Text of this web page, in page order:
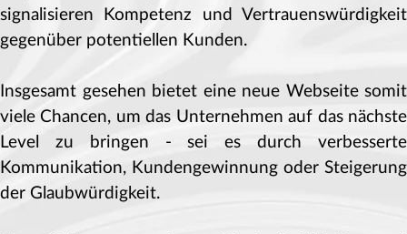
signalisieren Kompetenz und Vertrauenswürdigkeit
gegenüber potentiellen Kunden.
Insgesamt gesehen bietet eine neue Webseite somit
viele Chancen, um das Unternehmen auf das nächste
Level zu bringen - sei es durch verbesserte
Kommunikation, Kundengewinnung oder Steigerung
der Glaubwürdigkeit.